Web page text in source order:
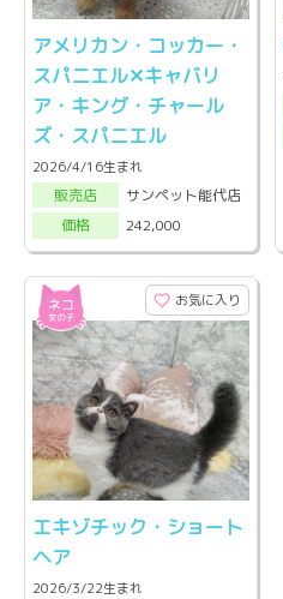
アメリカン・コッカー・
スパニエル✕キャバリ
ア・キング・チャール
ズ・スパニエル
2026/4/16生まれ
販売店
サンペット能代店
価格
242,000
お気に入り
エキゾチック・ショート
ヘア
2026/3/22生まれ